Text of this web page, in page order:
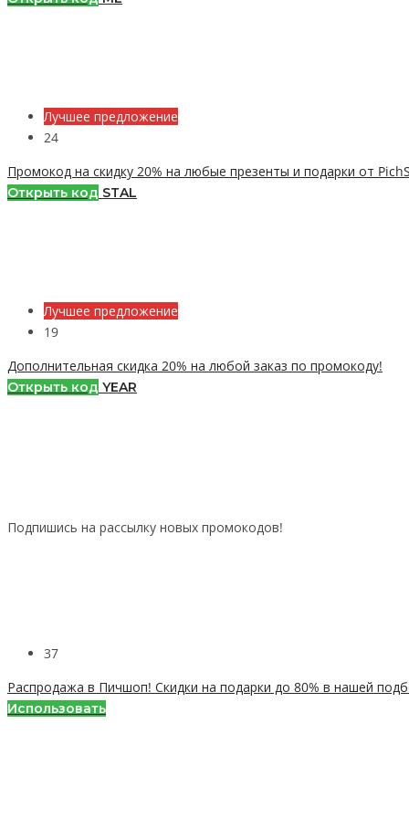
Лучшее предложение
24
Промокод на скидку 20% на любые презенты и подарки от
Открыть код STAL
Лучшее предложение
19
Дополнительная скидка 20% на любой заказ по промокоду!
Открыть код YEAR
Подпишись на рассылку новых промокодов!
37
Распродажа в Пичшоп! Скидки на подарки до 80% в нашей
Использовать